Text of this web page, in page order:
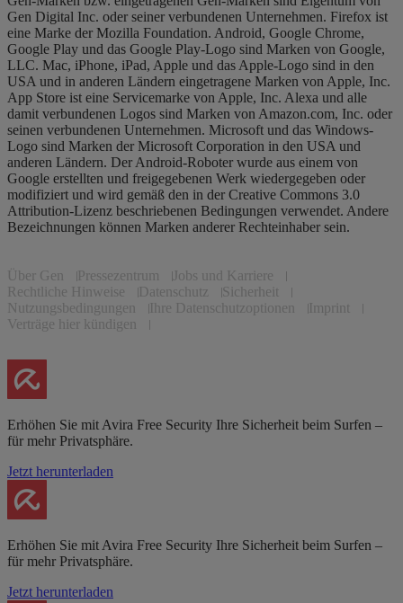
Gen Digital Inc. oder seiner verbundenen Unternehmen. Firefox ist
eine Marke der Mozilla Foundation. Android, Google Chrome,
Google Play und das Google Play-Logo sind Marken von Google,
LLC. Mac, iPhone, iPad, Apple und das Apple-Logo sind in den
USA und in anderen Ländern eingetragene Marken von Apple, Inc.
App Store ist eine Servicemarke von Apple, Inc. Alexa und alle
damit verbundenen Logos sind Marken von Amazon.com, Inc. oder
seinen verbundenen Unternehmen. Microsoft und das Windows-
Logo sind Marken der Microsoft Corporation in den USA und
anderen Ländern. Der Android-Roboter wurde aus einem von
Google erstellten und freigegebenen Werk wiedergegeben oder
modifiziert und wird gemäß den in der Creative Commons 3.0
Attribution-Lizenz beschriebenen Bedingungen verwendet. Andere
Bezeichnungen können Marken anderer Rechteinhaber sein.
Über Gen Pressezentrum
Jobs und Karriere
Rechtliche Hinweise
Datenschutz
Sicherheit
Nutzungsbedingungen
Ihre Datenschutzoptionen
Imprint
Verträge hier kündigen
Erhöhen Sie mit Avira Free Security Ihre Sicherheit beim Surfen –
für mehr Privatsphäre.
Jetzt herunterladen
Erhöhen Sie mit Avira Free Security Ihre Sicherheit beim Surfen –
für mehr Privatsphäre.
Jetzt herunterladen